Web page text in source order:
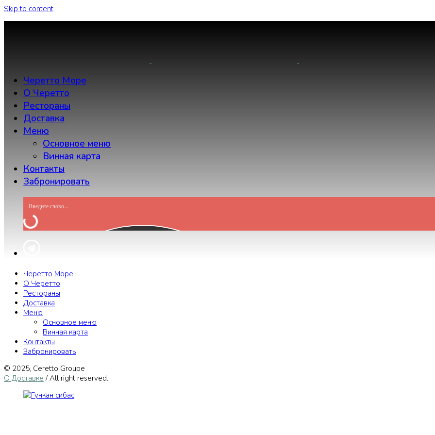
Skip to content
Черетто Море
О Черетто
Рестораны
Доставка
Меню
Основное меню
Винная карта
Контакты
Забронировать
Черетто Море
О Черетто
Рестораны
Доставка
Меню
Основное меню
Винная карта
Контакты
Забронировать
© 2025, Сeretto Groupe
О Доставке / All right reserved.